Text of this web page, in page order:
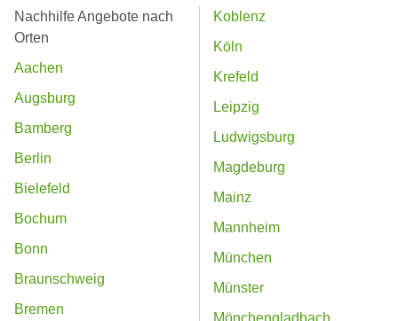
Nachhilfe Angebote nach
Orten
Aachen
Augsburg
Bamberg
Berlin
Bielefeld
Bochum
Bonn
Braunschweig
Bremen
Koblenz
Köln
Krefeld
Leipzig
Ludwigsburg
Magdeburg
Mainz
Mannheim
München
Münster